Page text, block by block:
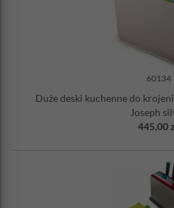
higienicznym, odpornym na zapachy
dodatkiem w kuchni, może też być
Wymiary ze stojakiem: 34,6 x
Wymiar pojedynczej deski: 34
Ilość desek w zestawie: 4 sztuki
Materiał: tworzywo sztuczne
60134
Duże deski kuchenne do
Joseph
445,00